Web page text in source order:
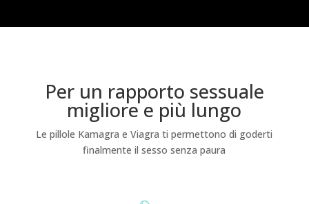
Per un rapporto sessuale
migliore e più lungo
Le pillole Kamagra e Viagra ti permettono di goderti
finalmente il sesso senza paura